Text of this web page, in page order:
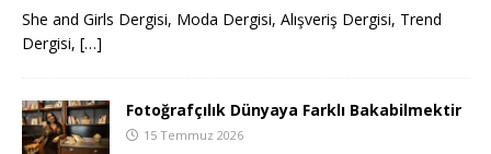
She and Girls Dergisi, Moda Dergisi, Alışveriş Dergisi, Trend
Dergisi, […]
Fotoğrafçılık Dünyaya Farklı Bakabilmektir
15 Temmuz 2026